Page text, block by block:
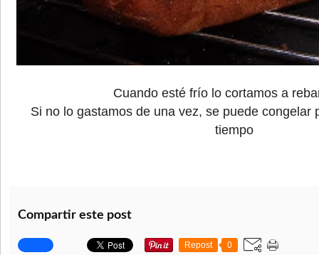
Cuando esté frío lo cortamos a
Si no lo gastamos de una vez, se puede congelar
tiempo
Compartir este post
Repost 0